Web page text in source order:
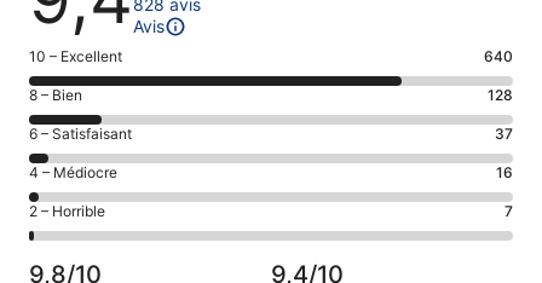
Avis
Note
des
voyageurs
de 10
(Excellent),
d’après 640 avis
sur 828.
10 – Excellent 640
Note
des
voyageurs
de 8
(Bien),
d’après 128 avis
sur 828.
8 – Bien 128
Note
des
voyageurs
de 6
(Satisfaisant),
6 – Satisfaisant 37
Note
des
voyageurs
de 4
(Médiocre),
4 – Médiocre 16
Note
des
voyageurs
2 – Horrible 7
9,8/10 9,4/10